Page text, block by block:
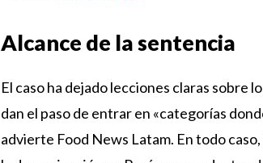
Alcance de la sentencia
El caso ha dejado lecciones claras sobre
dan el paso de entrar en «categorías
advierte Food News Latam. En todo